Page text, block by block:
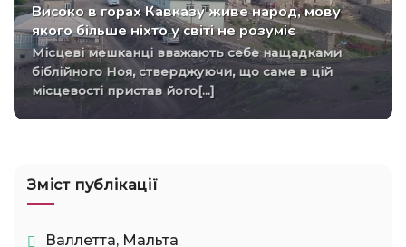
Високо в горах Кавказу живе народ, мову
якого більше ніхто у світі не розуміє
Місцеві мешканці вважають себе нащадками
біблійного Ноя, стверджуючи, що саме в цій
місцевості пристав його[...]
Зміст публікації
Валлетта, Мальта